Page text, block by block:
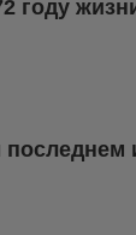
году